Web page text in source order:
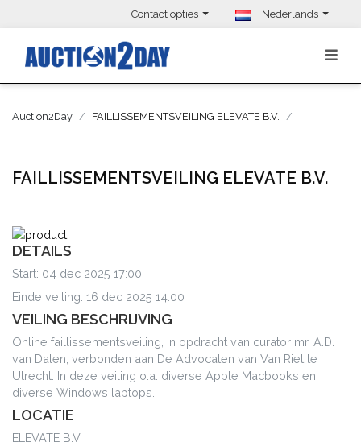
Contact opties Nederlands
Auction2Day FAILLISSEMENTSVEILING ELEVATE B.V.
FAILLISSEMENTSVEILING ELEVATE B.V.
DETAILS
Start: 04 dec 2025 17:00
Einde veiling: 16 dec 2025 14:00
VEILING BESCHRIJVING
Online faillissementsveiling, in opdracht van curator mr. A.D.
van Dalen, verbonden aan De Advocaten van Van Riet te
Utrecht. In deze veiling o.a. diverse Apple Macbooks en
diverse Windows laptops.
LOCATIE
ELEVATE B.V.